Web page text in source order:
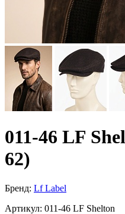
011-46 LF
62)
Бренд: Lf Label
Артикул: 011-46 LF Shelton